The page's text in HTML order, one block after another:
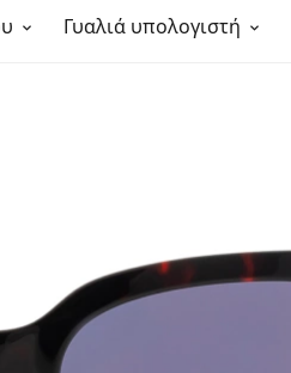
Γυαλιά υπολογιστή